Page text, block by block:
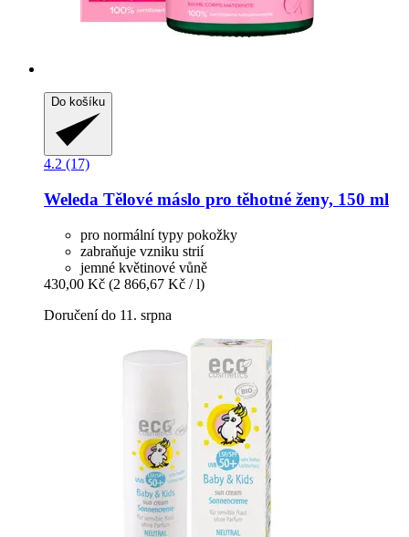
Do košíku
4.2 (17)
Weleda Tělové máslo pro těhotné ženy, 150 ml
pro normální typy pokožky
zabraňuje vzniku strií
jemné květinové vůně
430,00 Kč (2 866,67 Kč / l)
Doručení do 11. srpna